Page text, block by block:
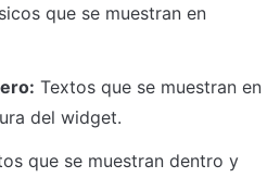
que se muestran en
Textos que se muestran en
del widget.
que se muestran dentro y